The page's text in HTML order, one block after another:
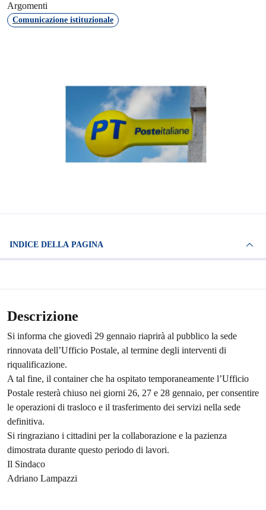
Argomenti
Comunicazione istituzionale
INDICE DELLA PAGINA
Descrizione
Si informa che giovedì 29 gennaio riaprirà al pubblico la sede
rinnovata dell’Ufficio Postale, al termine degli interventi di
riqualificazione.
A tal fine, il container che ha ospitato temporaneamente l’Ufficio
Postale resterà chiuso nei giorni 26, 27 e 28 gennaio, per consentire
le operazioni di trasloco e il trasferimento dei servizi nella sede
definitiva.
Si ringraziano i cittadini per la collaborazione e la pazienza
dimostrata durante questo periodo di lavori.
Il Sindaco
Adriano Lampazzi